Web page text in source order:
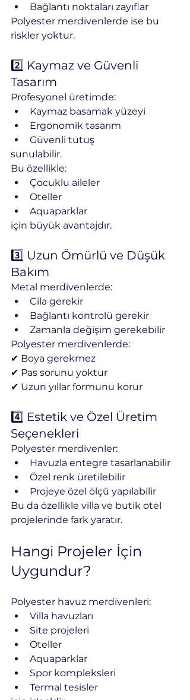
Bağlantı noktaları zayıflar
Polyester merdivenlerde ise bu
riskler yoktur.
2️⃣ Kaymaz ve Güvenli
Tasarım
Profesyonel üretimde:
Kaymaz basamak yüzeyi
Ergonomik tasarım
Güvenli tutuş
sunulabilir.
Bu özellikle:
Çocuklu aileler
Oteller
Aquaparklar
için büyük avantajdır.
3️⃣ Uzun Ömürlü ve Düşük
Bakım
Metal merdivenlerde:
Cila gerekir
Bağlantı kontrolü gerekir
Zamanla değişim gerekebilir
Polyester merdivenlerde:
✔ Boya gerekmez
✔ Pas sorunu yoktur
✔ Uzun yıllar formunu korur
4️⃣ Estetik ve Özel Üretim
Seçenekleri
Polyester merdivenler:
Havuzla entegre tasarlanabilir
Özel renk üretilebilir
Projeye özel ölçü yapılabilir
Bu da özellikle villa ve butik otel
projelerinde fark yaratır.
Hangi Projeler İçin
Uygundur?
Polyester havuz merdivenleri:
Villa havuzları
Site projeleri
Oteller
Aquaparklar
Spor kompleksleri
Termal tesisler